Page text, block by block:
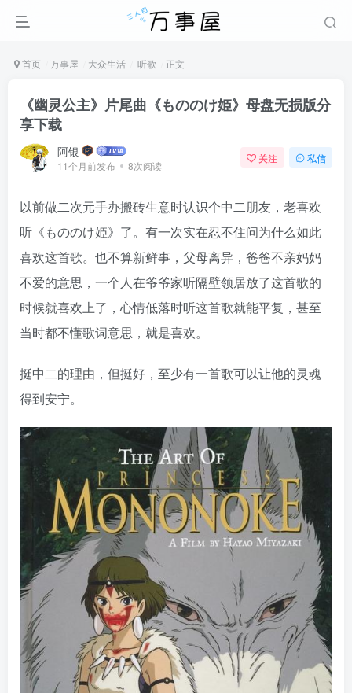
首页 万事屋 大众生活 听歌 正文
《幽灵公主》片尾曲《もののけ姫》母盘无损版分
享下载
阿银
11个月前发布 8次阅读
关注 私信
以前做二次元手办搬砖生意时认识个中二朋友，老喜欢
听《もののけ姫》了。有一次实在忍不住问为什么如此
喜欢这首歌。也不算新鲜事，父母离异，爸爸不亲妈妈
不爱的意思，一个人在爷爷家听隔壁领居放了这首歌的
时候就喜欢上了，心情低落时听这首歌就能平复，甚至
当时都不懂歌词意思，就是喜欢。
挺中二的理由，但挺好，至少有一首歌可以让他的灵魂
得到安宁。